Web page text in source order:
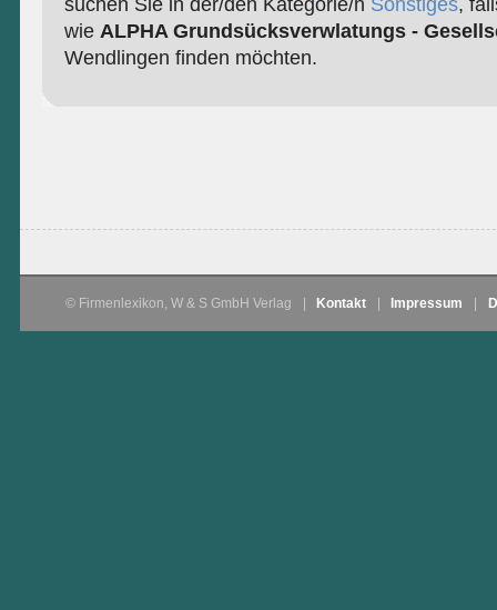
suchen Sie in der/den Kategorie/n Sonstiges,
wie ALPHA Grundsücksverwlatungs -
Wendlingen finden möchten.
© Firmenlexikon, W & S GmbH Verlag Kontakt Impressum